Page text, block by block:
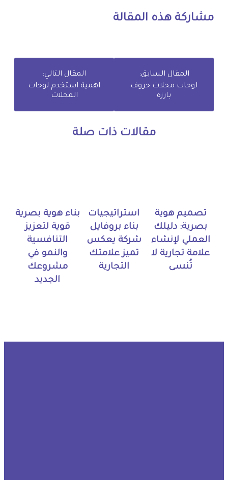
مشاركة هذه المقالة
المقال السابق:
لوحات محلات حروف
بارزة
المقال التالي:
اهمية استخدم لوحات
المحلات
مقالات ذات صلة
تصميم هوية
بصرية: دليلك
العملي لإنشاء
علامة تجارية لا
تُنسى
استراتيجيات
بناء بروفايل
شركة يعكس
تميز علامتك
التجارية
بناء هوية بصرية
قوية لتعزيز
التنافسية
والنمو في
مشروعك
الجديد